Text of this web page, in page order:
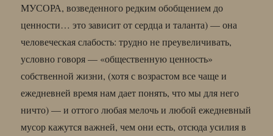
МУСОРА, возведенного редким обобщением до
ценности… это зависит от сердца и таланта) — она
человеческая слабость: трудно не преувеличивать,
условно говоря — «общественную ценность»
собственной жизни, (хотя с возрастом все чаще и
ежедневней время нам дает понять, что мы для него
ничто) — и оттого любая мелочь и любой ежедневный
мусор кажутся важней, чем они есть, отсюда усилия в